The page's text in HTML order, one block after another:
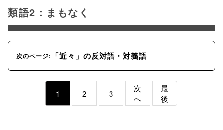
類語2：まもなく
次のページ: 「近々」の反対語・対義語
1 2 3
次
へ
最
後